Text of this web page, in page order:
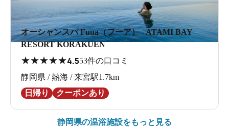
オーシャンスパ Fuua（フーア） - ATAMI BAY
RESORT KORAKUEN
★★★★★4.553件の口コミ
静岡県 / 熱海 / 来宮駅1.7km
日帰り
クーポンあり
静岡県の温浴施設をもっと見る